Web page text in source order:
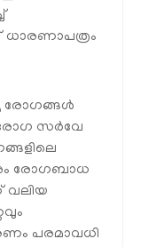
ധാരണാപത്രം
രോഗങ്ങള്‍
സര്‍വേ
രോഗബാധ
വലിയ
പരമാവധി